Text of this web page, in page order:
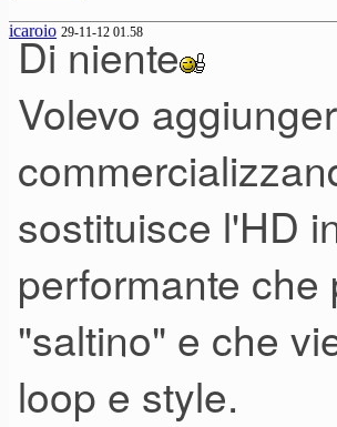
icaroio 29-11-12 01.58
Di niente
Volevo
sostituisce l'HD
performante
"saltino" e che
loop e style.